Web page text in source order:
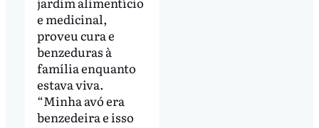
e medicinal,
proveu cura e
benzeduras à
família enquanto
estava viva.
“Minha avó era
benzedeira e isso